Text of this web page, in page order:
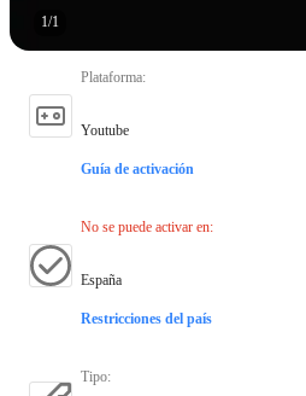
1/1
Plataforma:
Youtube
Guía de activación
No se puede activar en:
España
Restricciones del país
Tipo: